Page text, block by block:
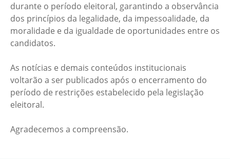
durante o período eleitoral, garantindo a observância
dos princípios da legalidade, da impessoalidade, da
moralidade e da igualdade de oportunidades entre os
candidatos.
As notícias e demais conteúdos institucionais
voltarão a ser publicados após o encerramento do
período de restrições estabelecido pela legislação
eleitoral.
Agradecemos a compreensão.